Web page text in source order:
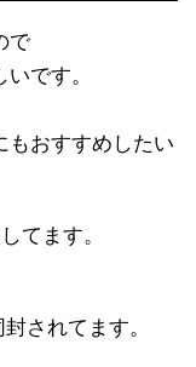
で
です。
もおすすめしたい
てます。
されてます。